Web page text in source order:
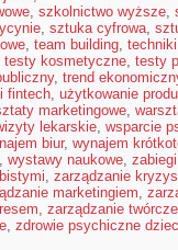
, szkolnictwo wyższe,
, sztuka cyfrowa,
, team building,
testy kosmetyczne, testy
, trend
fintech, użytkowanie
marketingowe,
lekarskie, wsparcie
biur, wynajem
, wystawy naukowe,
, zarządzanie
marketingiem,
, zarządzanie twórcze
, zdrowie psychiczne